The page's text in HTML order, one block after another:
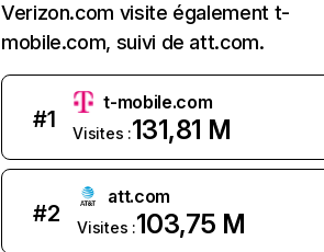
Verizon.com visite également t-
mobile.com, suivi de att.com.
#1
t-mobile.com
Visites :131,81 M
#2
att.com
Visites :103,75 M